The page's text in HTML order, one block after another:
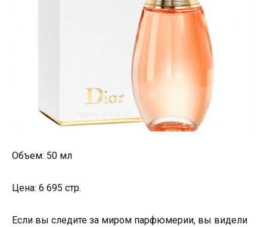
Объем: 50 мл
Цена: 6 695 стр.
Если вы следите за миром парфюмерии, вы видели